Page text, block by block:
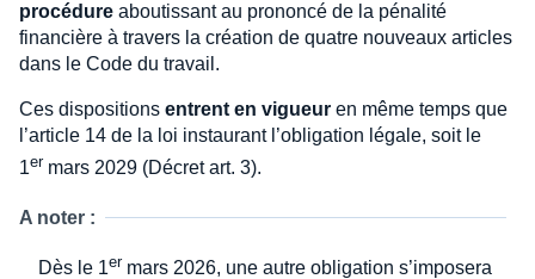
procédure aboutissant au prononcé de la pénalité
financière à travers la création de quatre nouveaux articles
dans le Code du travail.
Ces dispositions entrent en vigueur en même temps que
l’article 14 de la loi instaurant l’obligation légale, soit le
1er mars 2029 (Décret art. 3).
A noter :
Dès le 1er mars 2026, une autre obligation s’imposera